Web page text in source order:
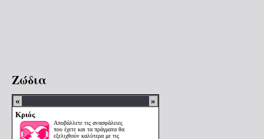
Ζώδια